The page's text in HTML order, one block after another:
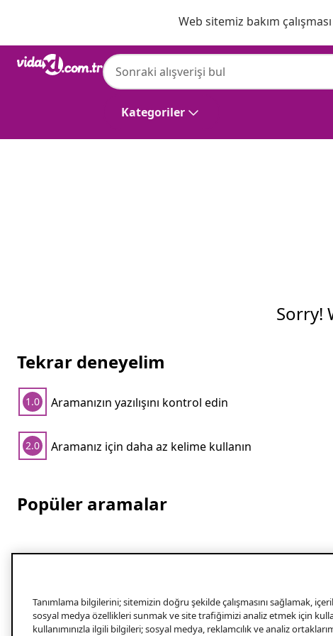
Web sitemiz bakım
Kategoriler
Sorry!
Tekrar deneyelim
1.0 Aramanızın yazılışını kontrol edin
2.0 Aramanız için daha az kelime kullanın
Popüler aramalar
Tanımlama bilgilerini; sitemizin doğru şekilde çalışmasını sağlamak,
sosyal medya özellikleri sunmak ve site trafiğimizi analiz etmek için
kullanımınızla ilgili bilgileri; sosyal medya, reklamcılık ve analiz